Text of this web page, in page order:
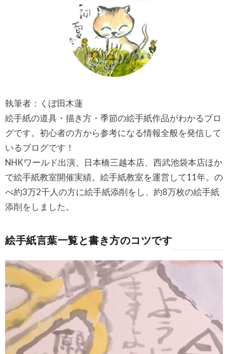
執筆者：くぼ田木蓮
絵手紙の道具・描き方・季節の絵手紙作品がわかるブロ
グです。初心者の方から参考になる情報全般を発信して
いるブログです！
NHKワールド出演、日本橋三越本店、西武池袋本店ほか
で絵手紙教室開催実績。絵手紙教室を運営して11年。の
べ約3万2千人の方に絵手紙添削をし、約8万枚の絵手紙
添削をしました。
絵手紙言葉一覧と書き方のコツです